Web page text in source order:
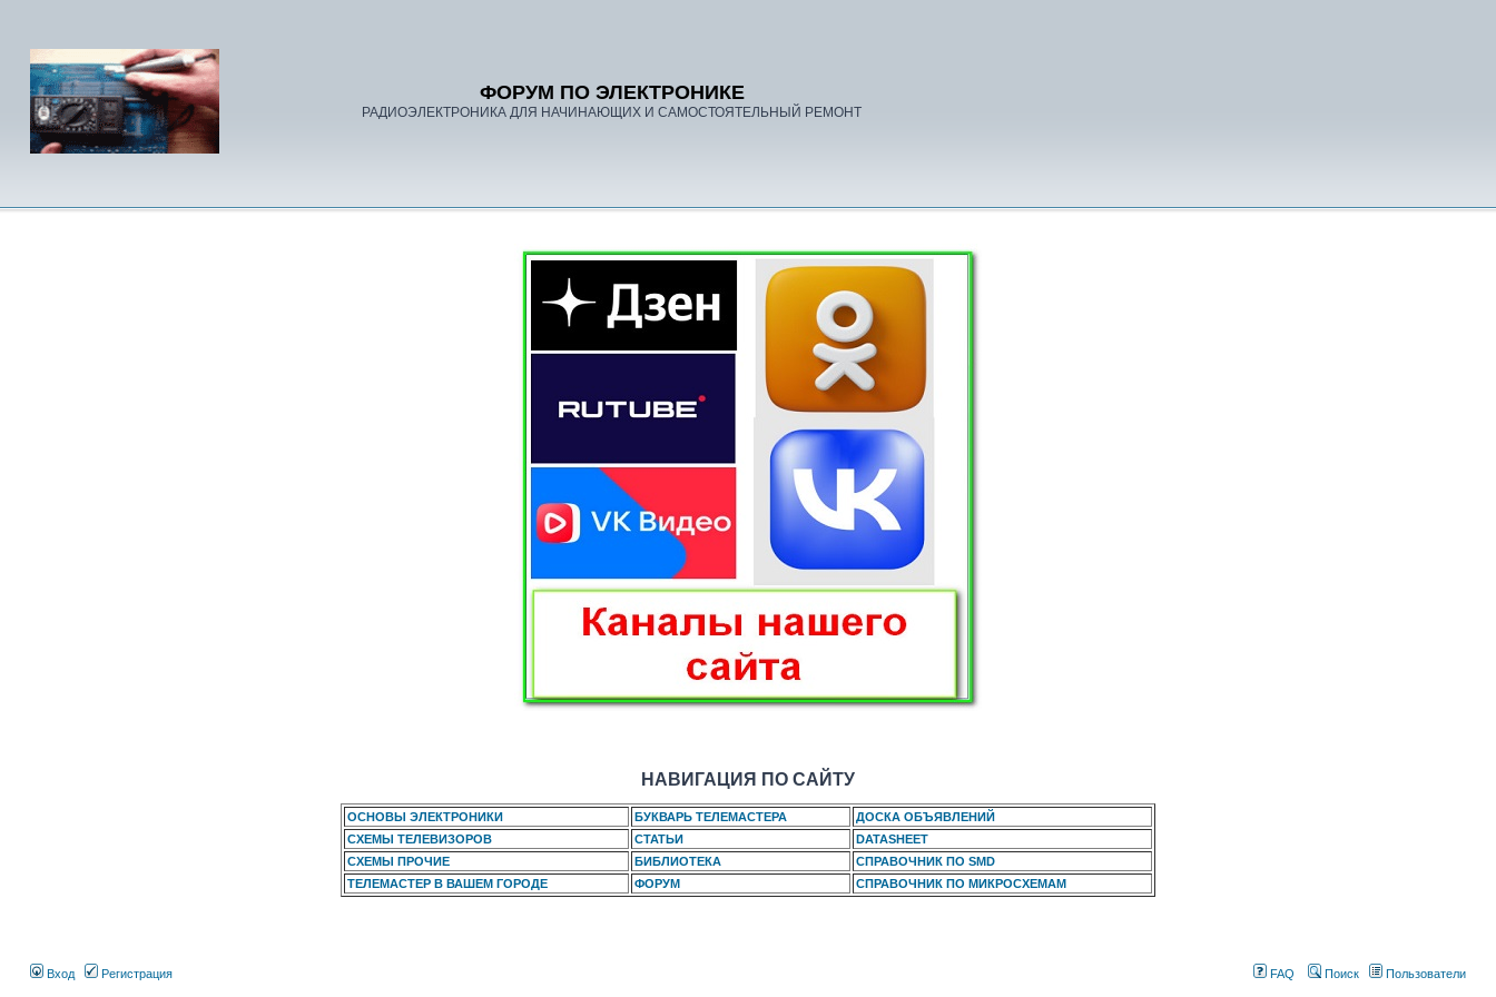
ФОРУМ ПО ЭЛЕКТРОНИКЕ
РАДИОЭЛЕКТРОНИКА ДЛЯ НАЧИНАЮЩИХ И САМОСТОЯТЕЛЬНЫЙ РЕМОНТ
НАВИГАЦИЯ ПО САЙТУ
ОСНОВЫ ЭЛЕКТРОНИКИ БУКВАРЬ ТЕЛЕМАСТЕРА
ДОСКА ОБЪЯВЛЕНИЙ
СХЕМЫ ТЕЛЕВИЗОРОВ
СТАТЬИ
DATASHEET
СХЕМЫ ПРОЧИЕ
БИБЛИОТЕКА
СПРАВОЧНИК ПО SMD
ТЕЛЕМАСТЕР В ВАШЕМ ГОРОДЕ
ФОРУМ СПРАВОЧНИК ПО МИКРОСХЕМАМ
Вход Регистрация FAQ Поиск Пользователи